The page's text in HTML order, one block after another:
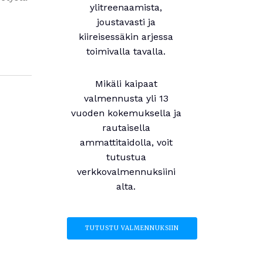
ylitreenaamista,
joustavasti ja
kiireisessäkin arjessa
toimivalla tavalla.
Mikäli kaipaat
valmennusta yli 13
vuoden kokemuksella ja
rautaisella
ammattitaidolla, voit
tutustua
verkkovalmennuksiini
alta.
TUTUSTU VALMENNUKSIIN